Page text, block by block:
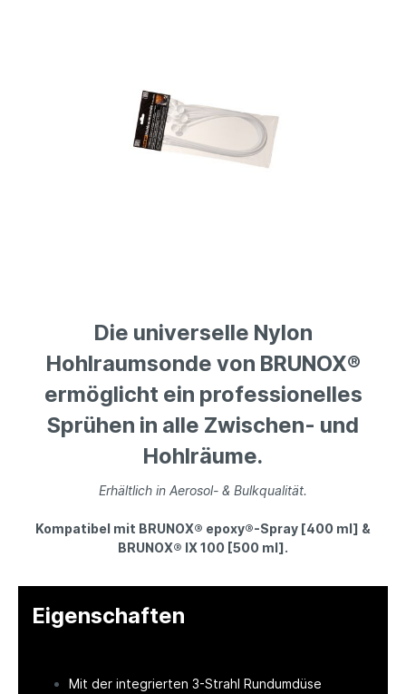
Die universelle Nylon
Hohlraumsonde von BRUNOX®
ermöglicht ein professionelles
Sprühen in alle Zwischen- und
Hohlräume.
Erhältlich in Aerosol- & Bulkqualität.
Kompatibel mit BRUNOX® epoxy®-Spray [400 ml] &
BRUNOX® IX 100 [500 ml].
Eigenschaften
Mit der integrierten 3-Strahl Rundumdüse